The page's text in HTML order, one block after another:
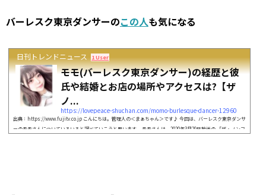
バーレスク東京ダンサーのこの人も気になる
日刊トレンドニュース 1 User
モモ(バーレスク東京ダンサー)の経歴と彼
氏や結婚とお店の場所やアクセスは?【ザ
ノ...
https://lovepeace-shuchan.com/momo-burlesque-dancer-12960
出典：https://www.fujitv.co.jp こんにちは。管理人の＜まぁちゃん＞です♪ 今回は、バーレスク東京ダンサ
ーのモモさんについていろいろと調べていこうと思います。 モモさんは、2020年3月29日放送の 「ザ・ノンフ